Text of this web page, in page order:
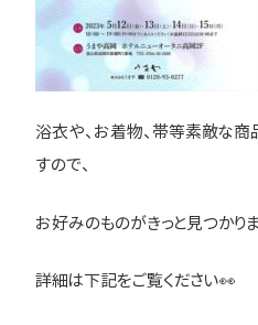
浴衣や、お着物、帯等素敵な商
すので、
お好みのものがきっと見つかりま
詳細は下記をご覧ください👀